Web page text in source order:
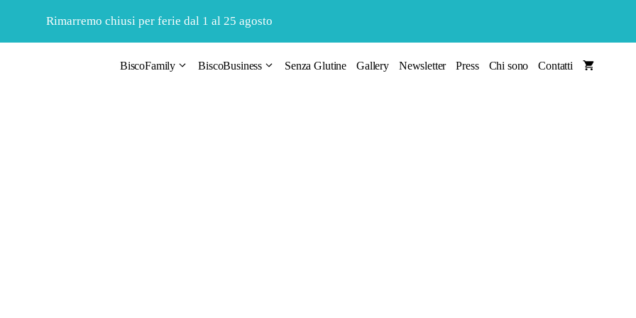
Rimarremo chiusi per ferie dal 1 al 25 agosto
BiscoFamily BiscoBusiness Senza Glutine Gallery Newsletter Press Chi sono Contatti